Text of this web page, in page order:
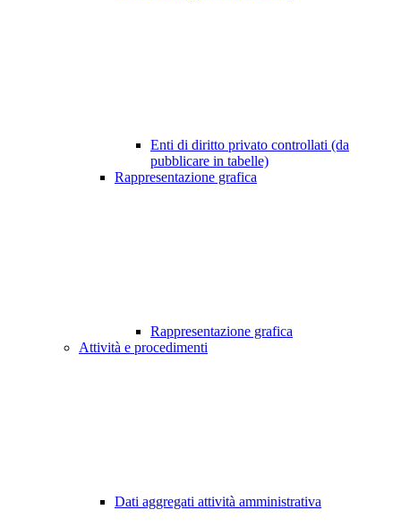
Enti di diritto privato controllati (da
pubblicare in tabelle)
Rappresentazione grafica
Rappresentazione grafica
Attività e procedimenti
Dati aggregati attività amministrativa